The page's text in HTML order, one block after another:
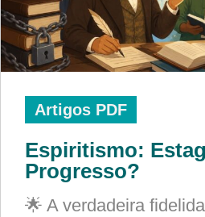
Artigos PDF
Espiritismo:
Progresso?
🌟 A verdadeira